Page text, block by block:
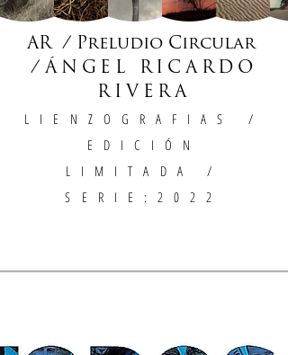
AR / Preludio Circular
/ÁNGEL RICARDO
RIVERA
LIENZOGRAFIAS
/
EDICIÓN
LIMITADA /
SERIE:2022